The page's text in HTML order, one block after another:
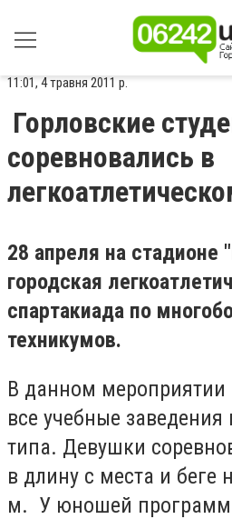
11:01, 4 травня 2011 р.
Горловские
соревновались в
28 апреля на
городская
спартакиада по
техникумов.
В данном мероприятии
все учебные заведения
типа. Девушки
в длину с места и беге
м. У юношей